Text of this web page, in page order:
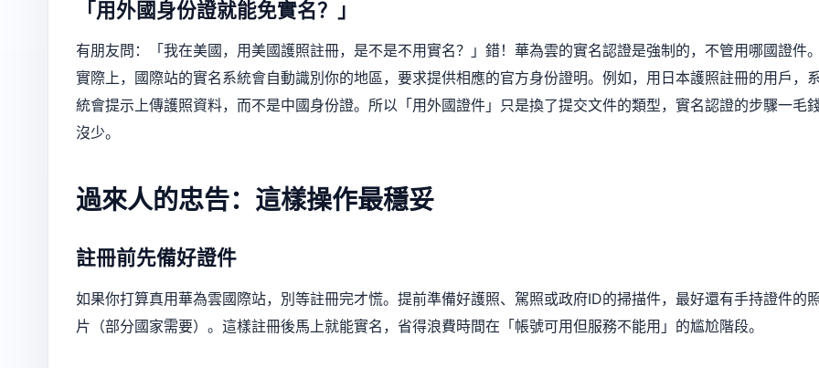
「用外國身份證就能免實名？」
有朋友問：「我在美國，用美國護照註冊，是不是不用實名？」錯！華為雲的實名認證是強制的，不管用哪國證件。
實際上，國際站的實名系統會自動識別你的地區，要求提供相應的官方身份證明。例如，用日本護照註冊的用戶，
統會提示上傳護照資料，而不是中國身份證。所以「用外國證件」只是換了提交文件的類型，實名認證的步驟一毛
沒少。
過來人的忠告：這樣操作最穩妥
註冊前先備好證件
如果你打算真用華為雲國際站，別等註冊完才慌。提前準備好護照、駕照或政府ID的掃描件，最好還有手持證件的
片（部分國家需要）。這樣註冊後馬上就能實名，省得浪費時間在「帳號可用但服務不能用」的尴尬階段。